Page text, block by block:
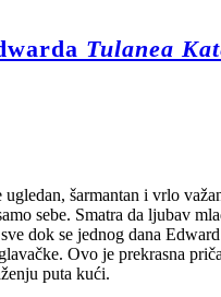
Tulanea
šarmantan i vrlo
sebe. Smatra da ljubav
dok se jednog dana
Ovo je prekrasna
puta kući.